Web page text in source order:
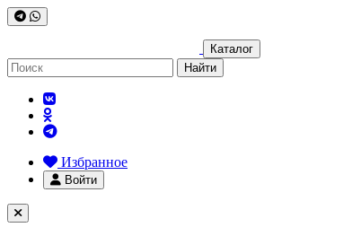
Каталог
Найти
Избранное
Войти